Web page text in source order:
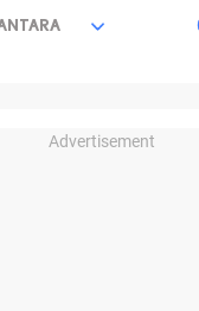
Advertisement